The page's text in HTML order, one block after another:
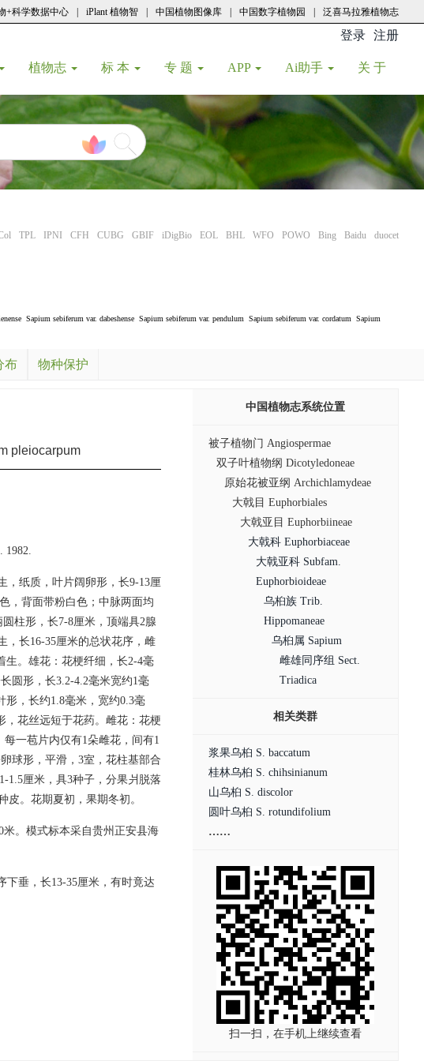
+科学数据中心 iPlant 植物智 中国植物图像库 中国数字植物园 泛喜马拉雅植物志
登录 注册
植物志 标 本 专 题 APP Ai助手 关 于
TPL IPNI CFH CUBG GBIF iDigBio EOL BHL WFO POWO Bing Baidu duocet
Sapium sebiferum var. dabeshense Sapium sebiferum var. pendulum Sapium sebiferum var. cordatum
Sapium
布 物种保护
pleiocarpum
1982.
，纸质，叶片阔卵形，长9-13厘
，背面带粉白色；中脉两面均
柱形，长7-8厘米，顶端具2腺
，长16-35厘米的总状花序，雌
生。雄花：花梗纤细，长2-4毫
圆形，长3.2-4.2毫米宽约1毫
，长约1.8毫米，宽约0.3毫
，花丝远短于花药。雌花：花梗
一苞片内仅有1朵雌花，间有1
球形，平滑，3室，花柱基部合
1.5厘米，具3种子，分果爿脱落
皮。花期夏初，果期冬初。
。模式标本采自贵州正安县海
下垂，长13-35厘米，有时竟达
中国植物志系统位置
被子植物门 Angiospermae
双子叶植物纲 Dicotyledoneae
原始花被亚纲 Archichlamydeae
大戟目 Euphorbiales
大戟亚目 Euphorbiineae
大戟科 Euphorbiaceae
大戟亚科 Subfam.
Euphorbioideae
乌桕族 Trib.
Hippomaneae
乌桕属 Sapium
雌雄同序组 Sect.
Triadica
相关类群
浆果乌桕 S. baccatum
桂林乌桕 S. chihsinianum
山乌桕 S. discolor
圆叶乌桕 S. rotundifolium
……
扫一扫，在手机上继续查看